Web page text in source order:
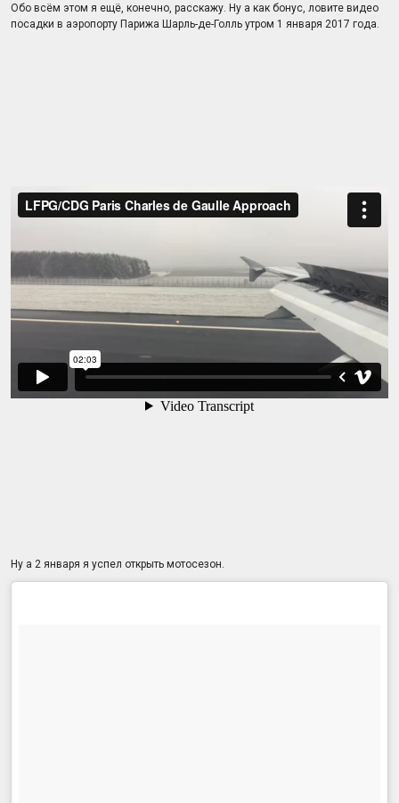
Обо всём этом я ещё, конечно, расскажу. Ну а как бонус, ловите видео
посадки в аэропорту Парижа Шарль-де-Голль утром 1 января 2017 года.
Ну а 2 января я успел открыть мотосезон.